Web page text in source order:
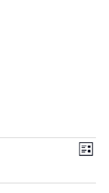
Liste